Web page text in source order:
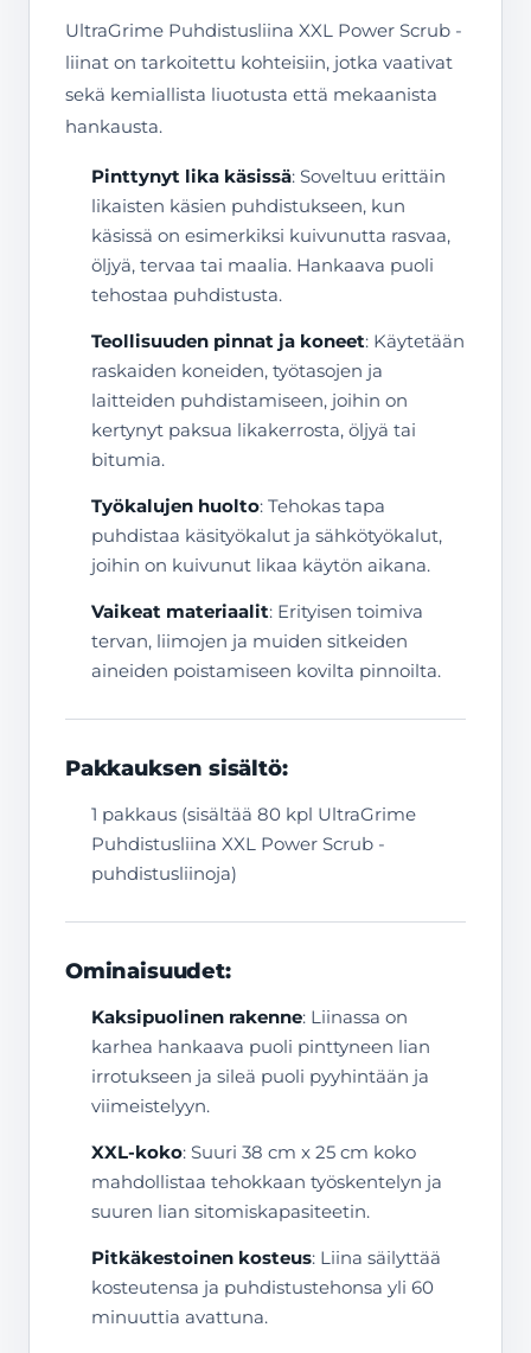
UltraGrime Puhdistusliina XXL Power Scrub -
liinat on tarkoitettu kohteisiin, jotka vaativat
sekä kemiallista liuotusta että mekaanista
hankausta.
Pinttynyt lika käsissä: Soveltuu erittäin
likaisten käsien puhdistukseen, kun
käsissä on esimerkiksi kuivunutta rasvaa,
öljyä, tervaa tai maalia. Hankaava puoli
tehostaa puhdistusta.
Teollisuuden pinnat ja koneet: Käytetään
raskaiden koneiden, työtasojen ja
laitteiden puhdistamiseen, joihin on
kertynyt paksua likakerrosta, öljyä tai
bitumia.
Työkalujen huolto: Tehokas tapa
puhdistaa käsityökalut ja sähkötyökalut,
joihin on kuivunut likaa käytön aikana.
Vaikeat materiaalit: Erityisen toimiva
tervan, liimojen ja muiden sitkeiden
aineiden poistamiseen kovilta pinnoilta.
Pakkauksen sisältö:
1 pakkaus (sisältää 80 kpl UltraGrime
Puhdistusliina XXL Power Scrub -
puhdistusliinoja)
Ominaisuudet:
Kaksipuolinen rakenne: Liinassa on
karhea hankaava puoli pinttyneen lian
irrotukseen ja sileä puoli pyyhintään ja
viimeistelyyn.
XXL-koko: Suuri 38 cm x 25 cm koko
mahdollistaa tehokkaan työskentelyn ja
suuren lian sitomiskapasiteetin.
Pitkäkestoinen kosteus: Liina säilyttää
kosteutensa ja puhdistustehonsa yli 60
minuuttia avattuna.